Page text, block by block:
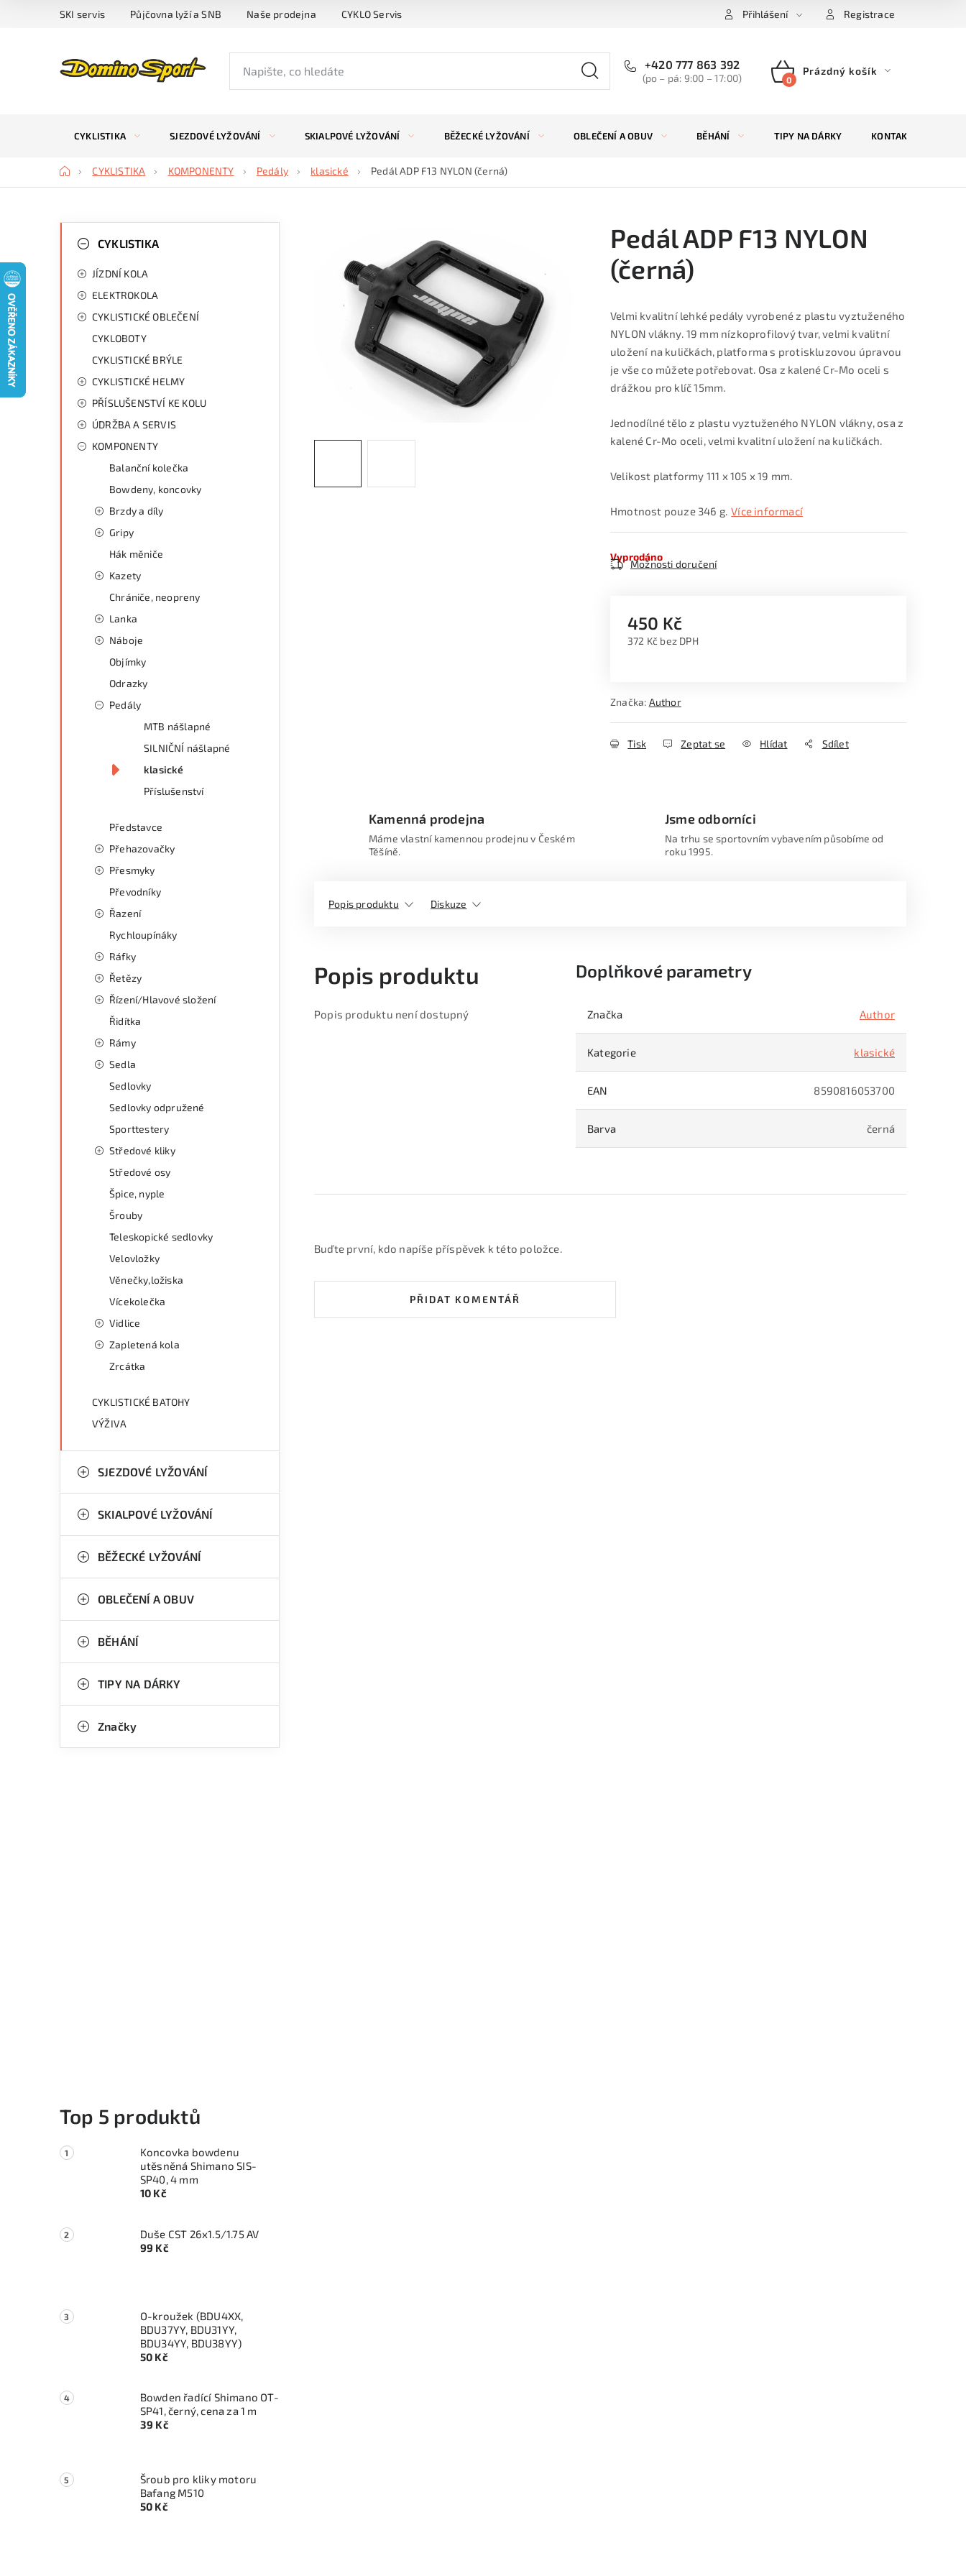
SKI servis Půjčovna lyží a SNB Naše prodejna CYKLO Servis Přihlášení Registrace
+420 777 863 392
(po – pá: 9:00 – 17:00)
NÁKUPNÍ
Prázdný košík
CYKLISTIKA SJEZDOVÉ LYŽOVÁNÍ SKIALPOVÉ LYŽOVÁNÍ BĚŽECKÉ LYŽOVÁNÍ OBLEČENÍ A OBUV BĚHÁNÍ TIPY NA DÁRKY KONTAKTY
DomůCYKLISTIKA KOMPONENTY Pedály klasické Pedál ADP F13 NYLON (černá)
kategorieCYKLISTIKA
JÍZDNÍ KOLA
ELEKTROKOLA
CYKLISTICKÉ OBLEČENÍ
CYKLOBOTY
CYKLISTICKÉ BRÝLE
CYKLISTICKÉ HELMY
PŘÍSLUŠENSTVÍ KE KOLU
ÚDRŽBA A SERVIS
KOMPONENTY
Balanční kolečka
Bowdeny, koncovky
Brzdy a díly
Gripy
Hák měniče
Kazety
Chrániče, neopreny
Lanka
Náboje
Objímky
Odrazky
Pedály
MTB nášlapné
SILNIČNÍ nášlapné
klasické
Příslušenství
Představce
Přehazovačky
Přesmyky
Převodníky
Řazení
Rychloupínáky
Ráfky
Řetězy
Řízení/Hlavové složení
Řidítka
Rámy
Sedla
Sedlovky
Sedlovky odpružené
Sporttestery
Středové kliky
Středové osy
Špice, nyple
Šrouby
Teleskopické sedlovky
Velovložky
Věnečky,ložiska
Vícekolečka
Vidlice
Zapletená kola
Zrcátka
CYKLISTICKÉ BATOHY
VÝŽIVA
SJEZDOVÉ LYŽOVÁNÍ
SKIALPOVÉ LYŽOVÁNÍ
BĚŽECKÉ LYŽOVÁNÍ
OBLEČENÍ A OBUV
BĚHÁNÍ
TIPY NA DÁRKY
Značky
Top 5 produktů
Koncovka bowdenu
utěsněná Shimano SIS-
SP40, 4 mm
10 Kč
Duše CST 26x1.5/1.75 AV
99 Kč
O-kroužek (BDU4XX,
BDU37YY, BDU31YY,
BDU34YY, BDU38YY)
50 Kč
Bowden řadící Shimano OT-
SP41, černý, cena za 1 m
39 Kč
Šroub pro kliky motoru
Bafang M510
50 Kč
Pedál ADP F13 NYLON
(černá)
Velmi kvalitní lehké pedály vyrobené z plastu vyztuženého
NYLON vlákny. 19 mm nízkoprofilový tvar, velmi kvalitní
uložení na kuličkách, platforma s protiskluzovou úpravou
je vše co můžete potřebovat. Osa z kalené Cr-Mo oceli s
drážkou pro klíč 15mm.
Jednodílné tělo z plastu vyztuženého NYLON vlákny, osa z
kalené Cr-Mo oceli, velmi kvalitní uložení na kuličkách.
Velikost platformy 111 x 105 x 19 mm.
Hmotnost pouze 346 g. Více informací
Vyprodáno
Možnosti doručení
450 Kč
372 Kč bez DPH
Značka: Author
Tisk Zeptat se Hlídat Sdílet
Kamenná prodejna
Máme vlastní kamennou prodejnu v Českém
Těšíně.
Jsme odborníci
Na trhu se sportovním vybavením působíme od
roku 1995.
Popis produktu Diskuze
Popis produktu
Popis produktu není dostupný
Doplňkové parametry
Značka Author
Kategorie klasické
EAN 8590816053700
Barva černá
Buďte první, kdo napíše příspěvek k této položce.
PŘIDAT KOMENTÁŘ